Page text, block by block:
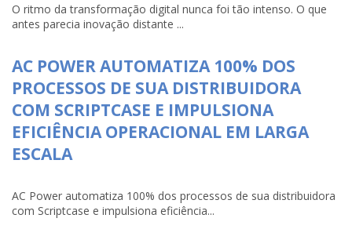
O ritmo da transformação digital nunca foi tão intenso. O que
antes parecia inovação distante ...
AC POWER AUTOMATIZA 100% DOS
PROCESSOS DE SUA DISTRIBUIDORA
COM SCRIPTCASE E IMPULSIONA
EFICIÊNCIA OPERACIONAL EM LARGA
ESCALA
AC Power automatiza 100% dos processos de sua distribuidora
com Scriptcase e impulsiona eficiência...